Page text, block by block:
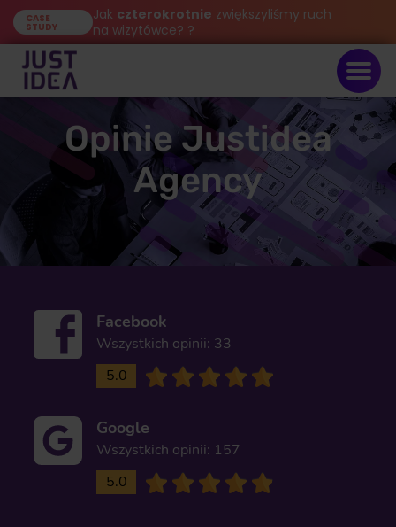
CASE
STUDY
Jak czterokrotnie zwiększyliśmy ruch
na wizytówce? ?
Opinie Justidea
Agency
Facebook
Wszystkich opinii: 33
5.0
Google
Wszystkich opinii: 157
5.0